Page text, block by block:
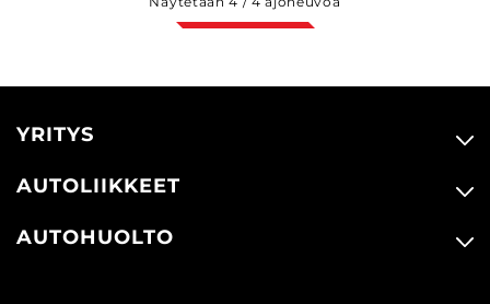
YRITYS
AUTOLIIKKEET
AUTOHUOLTO